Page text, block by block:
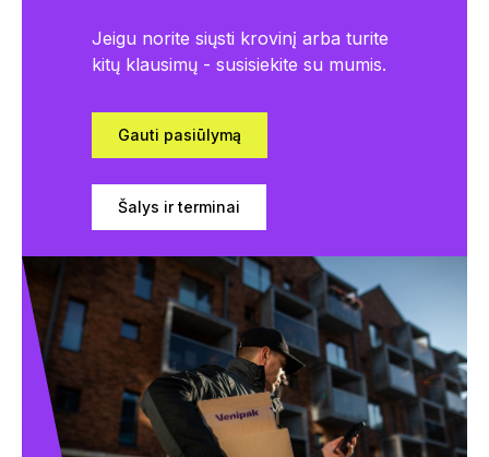
Jeigu norite siųsti krovinį arba turite
kitų klausimų - susisiekite su mumis.
Gauti pasiūlymą
Šalys ir terminai